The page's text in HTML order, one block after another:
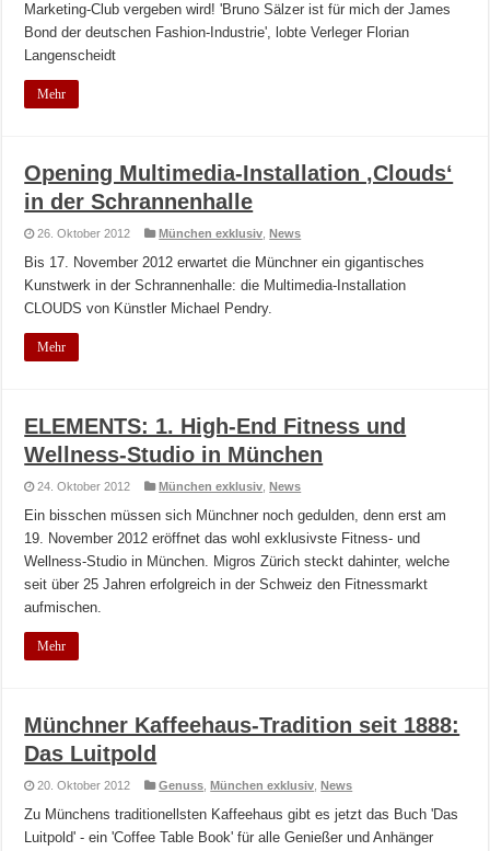
Marketing-Club vergeben wird! 'Bruno Sälzer ist für mich der James
Bond der deutschen Fashion-Industrie', lobte Verleger Florian
Langenscheidt
Mehr
Opening Multimedia-Installation ‚Clouds‘
in der Schrannenhalle
26. Oktober 2012 München exklusiv ,News
Bis 17. November 2012 erwartet die Münchner ein gigantisches
Kunstwerk in der Schrannenhalle: die Multimedia-Installation
CLOUDS von Künstler Michael Pendry.
Mehr
ELEMENTS: 1. High-End Fitness und
Wellness-Studio in München
24. Oktober 2012 München exklusiv ,News
Ein bisschen müssen sich Münchner noch gedulden, denn erst am
19. November 2012 eröffnet das wohl exklusivste Fitness- und
Wellness-Studio in München. Migros Zürich steckt dahinter, welche
seit über 25 Jahren erfolgreich in der Schweiz den Fitnessmarkt
aufmischen.
Mehr
Münchner Kaffeehaus-Tradition seit 1888:
Das Luitpold
20. Oktober 2012 Genuss ,München exklusiv ,News
Zu Münchens traditionellsten Kaffeehaus gibt es jetzt das Buch 'Das
Luitpold' - ein 'Coffee Table Book' für alle Genießer und Anhänger